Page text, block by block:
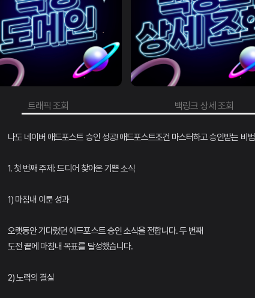
트래픽 조회 백링크 상세 조회
나도 네이버 애드포스트 승인 성공! 애드포스트조건 마스터하고 승인받는 비법
1. 첫 번째 주제: 드디어 찾아온 기쁜 소식
1) 마침내 이룬 성과
오랫동안 기다렸던 애드포스트 승인 소식을 전합니다. 두 번째
도전 끝에 마침내 목표를 달성했습니다.
2) 노력의 결실